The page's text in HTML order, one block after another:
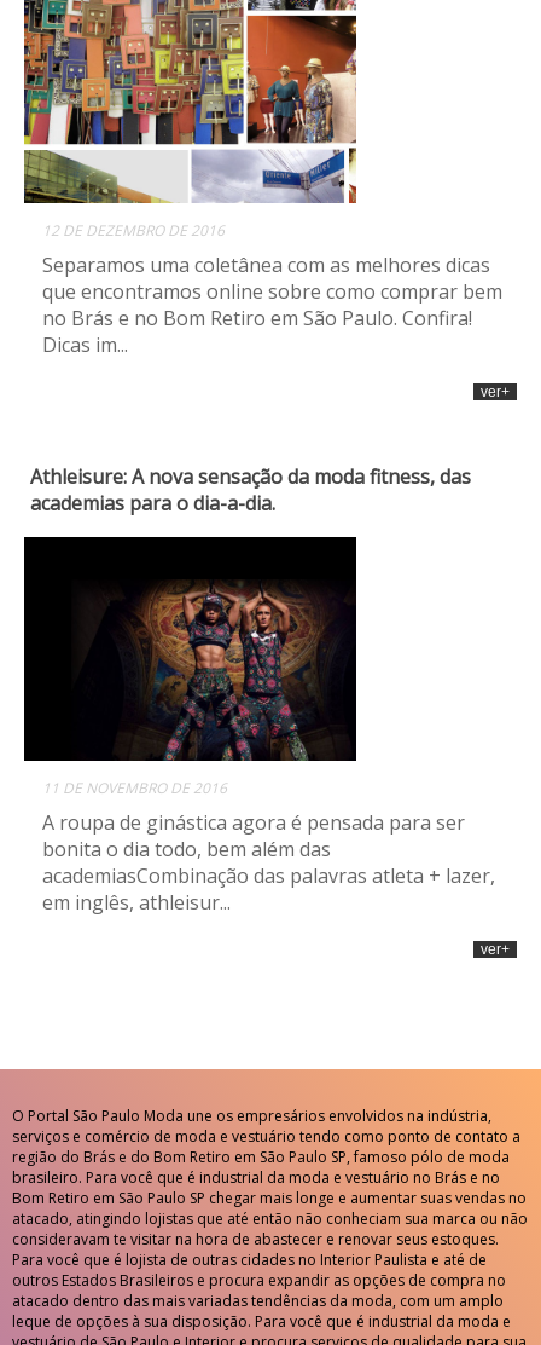
12 DE DEZEMBRO DE 2016
Separamos uma coletânea com as melhores dicas
que encontramos online sobre como comprar bem
no Brás e no Bom Retiro em São Paulo. Confira!
Dicas im...
ver+
Athleisure: A nova sensação da moda fitness, das
academias para o dia-a-dia.
11 DE NOVEMBRO DE 2016
A roupa de ginástica agora é pensada para ser
bonita o dia todo, bem além das
academiasCombinação das palavras atleta + lazer,
em inglês, athleisur...
ver+
O Portal São Paulo Moda une os empresários envolvidos na indústria,
serviços e comércio de moda e vestuário tendo como ponto de contato a
região do Brás e do Bom Retiro em São Paulo SP, famoso pólo de moda
brasileiro. Para você que é industrial da moda e vestuário no Brás e no
Bom Retiro em São Paulo SP chegar mais longe e aumentar suas vendas no
atacado, atingindo lojistas que até então não conheciam sua marca ou não
consideravam te visitar na hora de abastecer e renovar seus estoques.
Para você que é lojista de outras cidades no Interior Paulista e até de
outros Estados Brasileiros e procura expandir as opções de compra no
atacado dentro das mais variadas tendências da moda, com um amplo
leque de opções à sua disposição. Para você que é industrial da moda e